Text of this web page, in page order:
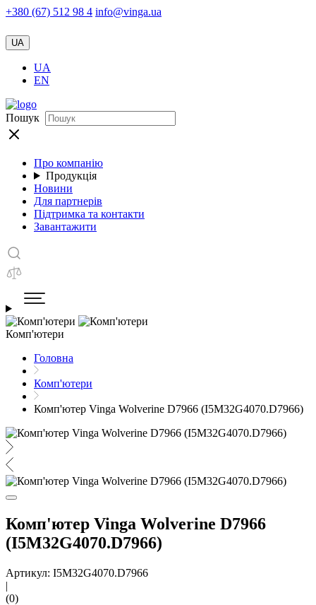
+380 (67) 512 98 4 info@vinga.ua
UA
UA
EN
Пошук
Про компанію
Продукція
Новини
Для партнерів
Підтримка та контакти
Завантажити
Комп'ютери
Головна
Комп'ютери
Комп'ютер Vinga Wolverine D7966 (I5M32G4070.D7966)
Комп'ютер Vinga Wolverine D7966
(I5M32G4070.D7966)
Артикул: I5M32G4070.D7966
|
(0)